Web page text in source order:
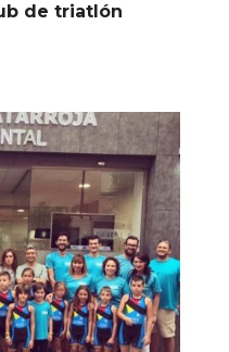
de triatlón